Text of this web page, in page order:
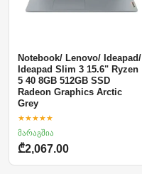
Notebook/ Lenovo/ Ideapad/
Ideapad Slim 3 15.6" Ryzen
5 40 8GB 512GB SSD
Radeon Graphics Arctic
Grey
★★★★★
მარაგშია
₾2,067.00